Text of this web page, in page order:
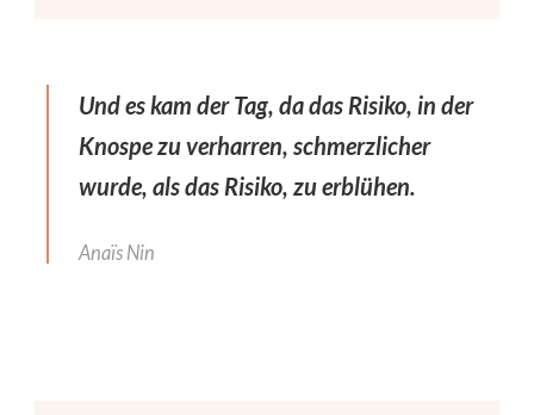
Und es kam der Tag, da das Risiko, in der
Knospe zu verharren, schmerzlicher
wurde, als das Risiko, zu erblühen.
Anaïs Nin